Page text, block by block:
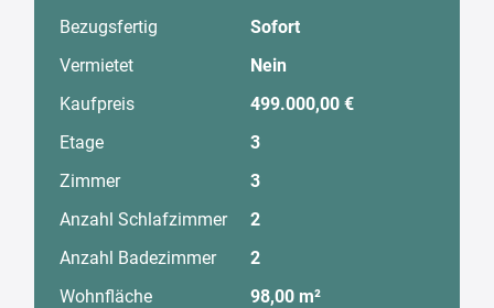
Bezugsfertig
Sofort
Vermietet
Nein
Kaufpreis
499.000,00 €
Etage
3
Zimmer
3
Anzahl Schlafzimmer
2
Anzahl Badezimmer
2
Wohnfläche
98,00 m²